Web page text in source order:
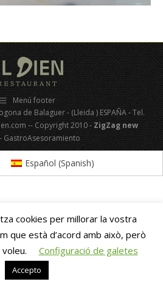
Menú footer
de Balaguer - (Lleida ) ESPAÑA - Tel.
-- Copyright 2010 -ZigZag new
GastroAsesoramiento
cookies per millorar la vostra
que està d’acord amb això, però
Configuració de galetes
Accepto
Español (Spanish)